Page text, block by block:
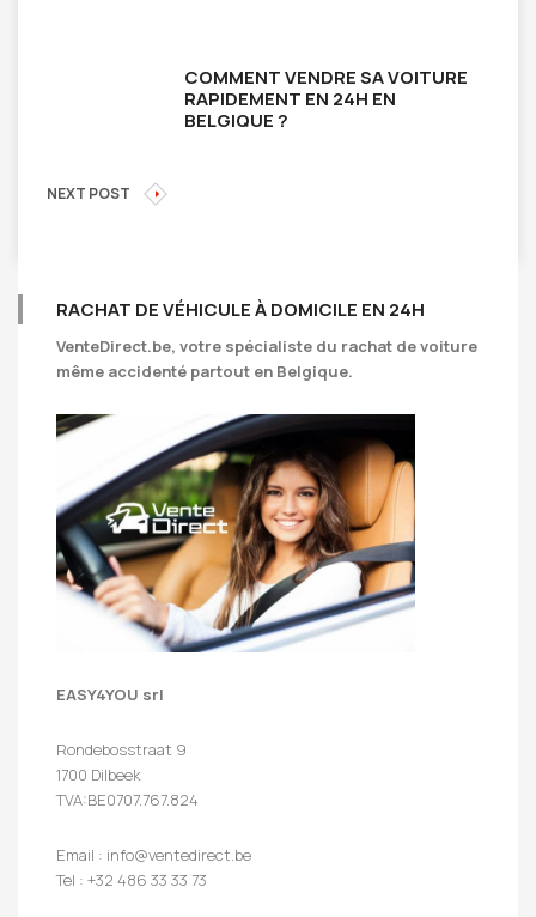
COMMENT VENDRE SA VOITURE
RAPIDEMENT EN 24H EN
BELGIQUE ?
NEXT POST
RACHAT DE VÉHICULE À DOMICILE EN 24H
VenteDirect.be, votre spécialiste du rachat de voiture
même accidenté partout en Belgique.
EASY4YOU srl
Rondebosstraat 9
1700 Dilbeek
TVA:BE0707.767.824
Email : info@ventedirect.be
Tel : +32 486 33 33 73